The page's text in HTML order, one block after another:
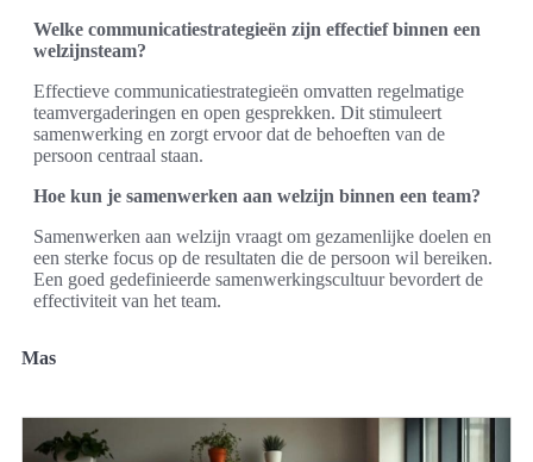
Welke communicatiestrategieën zijn effectief binnen een
welzijnsteam?
Effectieve communicatiestrategieën omvatten regelmatige
teamvergaderingen en open gesprekken. Dit stimuleert
samenwerking en zorgt ervoor dat de behoeften van de
persoon centraal staan.
Hoe kun je samenwerken aan welzijn binnen een team?
Samenwerken aan welzijn vraagt om gezamenlijke doelen en
een sterke focus op de resultaten die de persoon wil bereiken.
Een goed gedefinieerde samenwerkingscultuur bevordert de
effectiviteit van het team.
Mas